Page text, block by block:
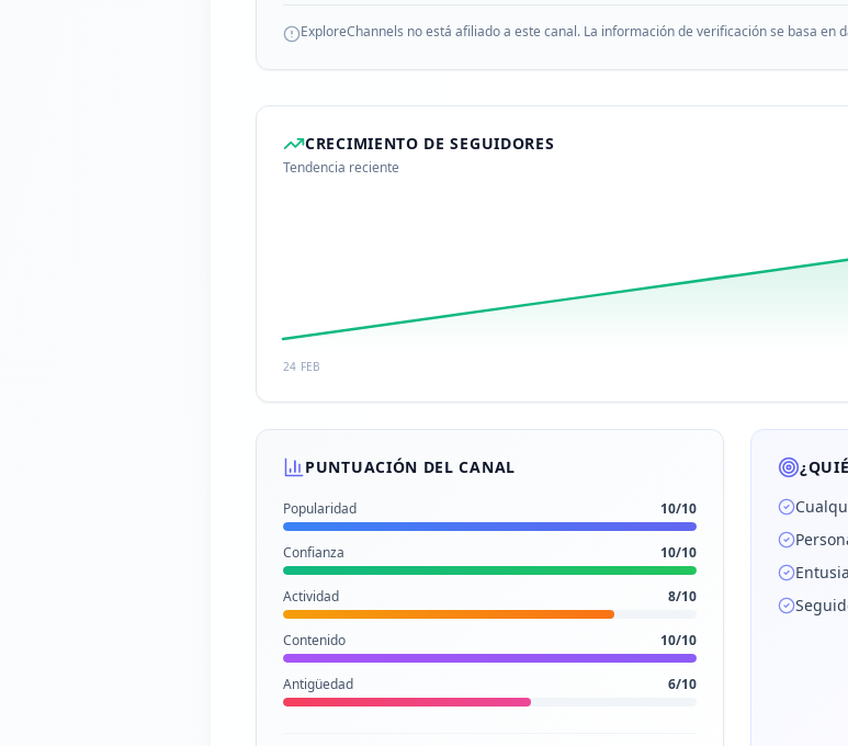
ExploreChannels no está afiliado a este canal. La información de verificación se basa
CRECIMIENTO DE SEGUIDORES
Tendencia reciente
24 FEB
PUNTUACIÓN DEL CANAL
Popularidad 10/10
Confianza 10/10
Actividad 8/10
Contenido 10/10
Antigüedad 6/10